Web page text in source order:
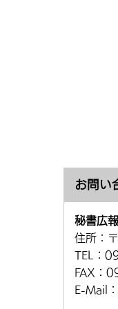
お問い
秘書広
住所：
TEL：
FAX：
E-Mail：